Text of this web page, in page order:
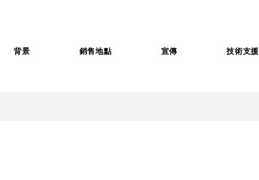
背景 銷售地點 宣傳 技術支援